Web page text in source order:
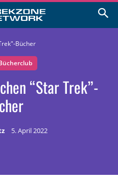
Bücher
“Star Trek”-
5. April 2022